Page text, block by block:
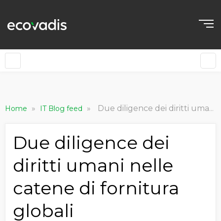
Home » IT Blog feed » Due diligence dei diritti umani nelle catene di fornitura globali
Due diligence dei
diritti umani nelle
catene di fornitura
globali